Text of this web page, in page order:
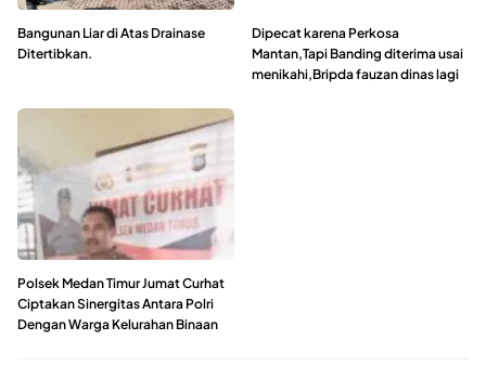
Bangunan Liar di Atas Drainase
Ditertibkan.
Dipecat karena Perkosa
Mantan,Tapi Banding diterima usai
menikahi,Bripda fauzan dinas lagi
Polsek Medan Timur Jumat Curhat
Ciptakan Sinergitas Antara Polri
Dengan Warga Kelurahan Binaan